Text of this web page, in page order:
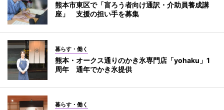
熊本市東区で「盲ろう者向け通訳・介助員養成講
座」 支援の担い手を募集
暮らす・働く
熊本・オークス通りのかき氷専門店「yohaku」1
周年 通年でかき氷提供
暮らす・働く